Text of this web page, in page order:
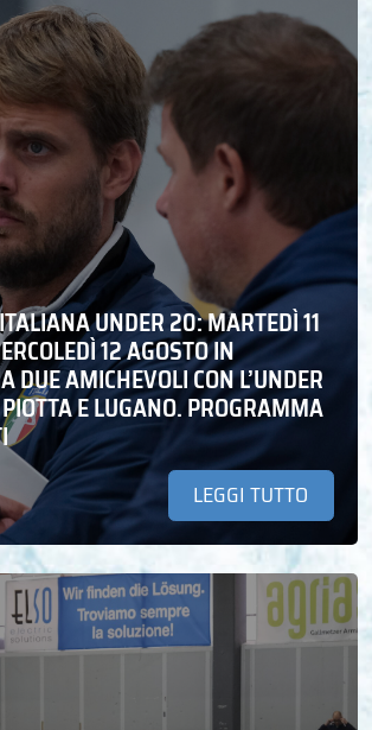
UNDER 20: MARTEDÌ 11
12 AGOSTO IN
DUE AMICHEVOLI CON L’UNDER
E LUGANO. PROGRAMMA
LEGGI TUTTO